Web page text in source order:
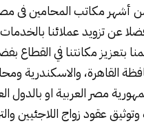
عن تزويد عملائنا
بتعزيز مكانتنا في القطاع
القاهرة، والاسكندرية
مصر العربية او بالدول
عقود زواج اللاجئيين